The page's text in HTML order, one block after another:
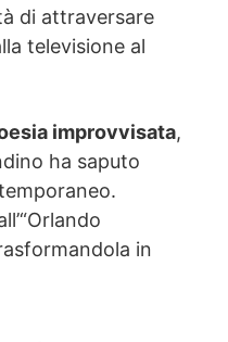
di attraversare
televisione al
improvvisata,
ha saputo
in